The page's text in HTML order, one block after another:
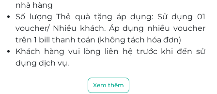
Bắc Ninh
Lô CC04, Lý Thái Tổ, Ninh Xá, Bắc Ninh, Bắc Ninh
Số 134-136 đường Nguyễn Thị Lưu, Phường Bắc
Giang, Tỉnh Bắc Ninh
Đồng Nai
phường Long Bình Tân, Thành Phố Biên Hòa, tỉnh
dễ ăn đầy tinh tế của văn hoá Nhật Bản.
Hướng dẫn sử dụng và danh sách điểm chấp
nhận được cập nhật liên tục
tại:https://www.lifelink.vn/egift
nhà hàng
Số lượng Thẻ quà tặng áp dụng: Sử dụng 01
voucher/ Nhiều khách. Áp dụng nhiều voucher
trên 1 bill thanh toán (không tách hóa đơn)
Khách hàng vui lòng liên hệ trước khi đến sử
dụng dịch vụ.
Xem thêm